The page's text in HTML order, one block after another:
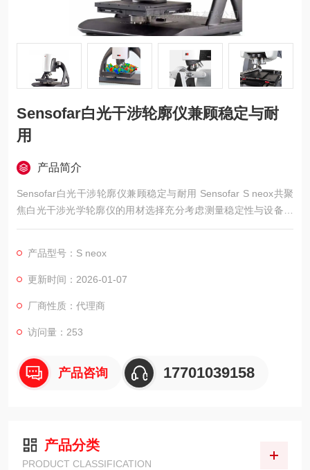
Sensofar白光干涉轮廓仪兼顾稳定与耐
用
产品简介
Sensofar白光干涉轮廓仪兼顾稳定与耐用 Sensofar S neox共聚
焦白光干涉光学轮廓仪的用材选择充分考虑测量稳定性与设备寿
命。
产品型号：S neox
更新时间：2026-01-07
厂商性质：代理商
访问量：253
产品咨询 17701039158
产品分类
PRODUCT CLASSIFICATION